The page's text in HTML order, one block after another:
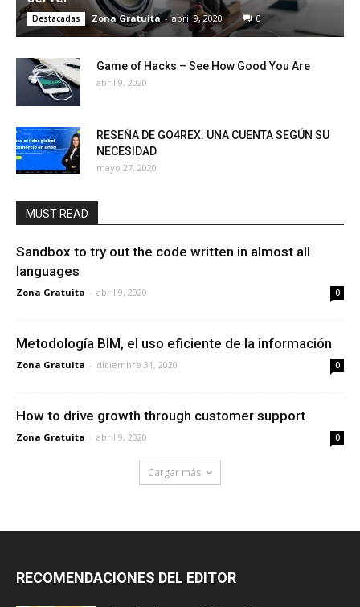
Destacadas Zona Gratuita - abril 9, 2020 0
Game of Hacks – See How Good You Are
abril 9, 2020
RESEÑA DE GO4REX: UNA CUENTA SEGÚN SU
NECESIDAD
mayo 27, 2020
MUST READ
Sandbox to try out the code written in almost all
languages
Zona Gratuita - abril 9, 2020 0
Metodología BIM, el uso eficiente de la información
Zona Gratuita - diciembre 31, 2020 0
How to drive growth through customer support
Zona Gratuita - abril 9, 2020 0
Cargar más
RECOMENDACIONES DEL EDITOR